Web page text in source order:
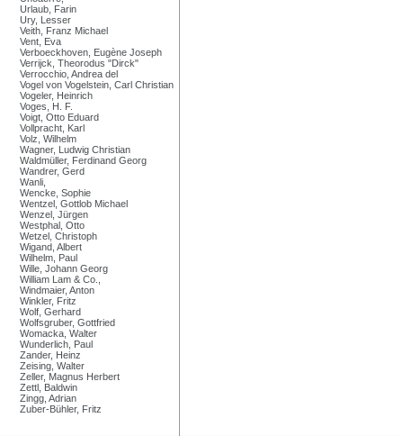
Urlaub, Farin
Ury, Lesser
Veith, Franz Michael
Vent, Eva
Verboeckhoven, Eugène Joseph
Verrijck, Theorodus "Dirck"
Verrocchio, Andrea del
Vogel von Vogelstein, Carl Christian
Vogeler, Heinrich
Voges, H. F.
Voigt, Otto Eduard
Vollpracht, Karl
Volz, Wilhelm
Wagner, Ludwig Christian
Waldmüller, Ferdinand Georg
Wandrer, Gerd
Wanli,
Wencke, Sophie
Wentzel, Gottlob Michael
Wenzel, Jürgen
Westphal, Otto
Wetzel, Christoph
Wigand, Albert
Wilhelm, Paul
Wille, Johann Georg
William Lam & Co.,
Windmaier, Anton
Winkler, Fritz
Wolf, Gerhard
Wolfsgruber, Gottfried
Womacka, Walter
Wunderlich, Paul
Zander, Heinz
Zeising, Walter
Zeller, Magnus Herbert
Zettl, Baldwin
Zingg, Adrian
Zuber-Bühler, Fritz